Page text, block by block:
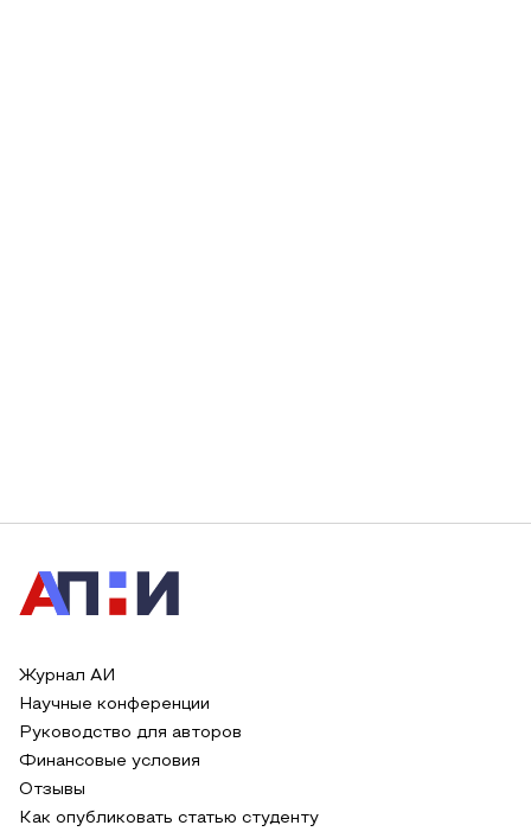
Журнал АИ
Научные конференции
Руководство для авторов
Финансовые условия
Отзывы
Как опубликовать статью студенту